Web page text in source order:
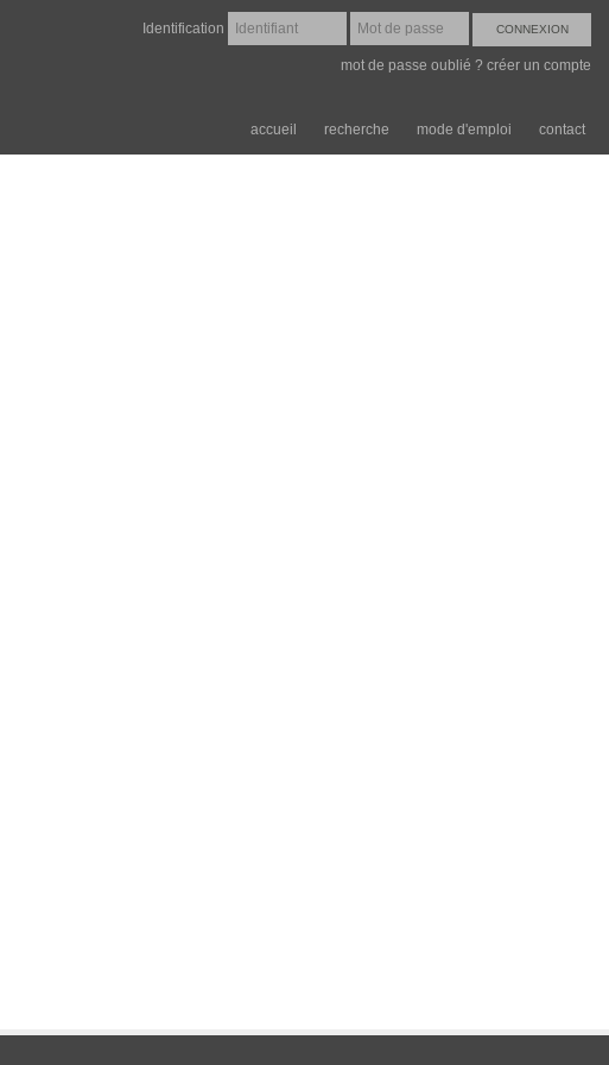
Identification
mot de passe oublié ? créer un compte
accueil recherche mode d'emploi contact